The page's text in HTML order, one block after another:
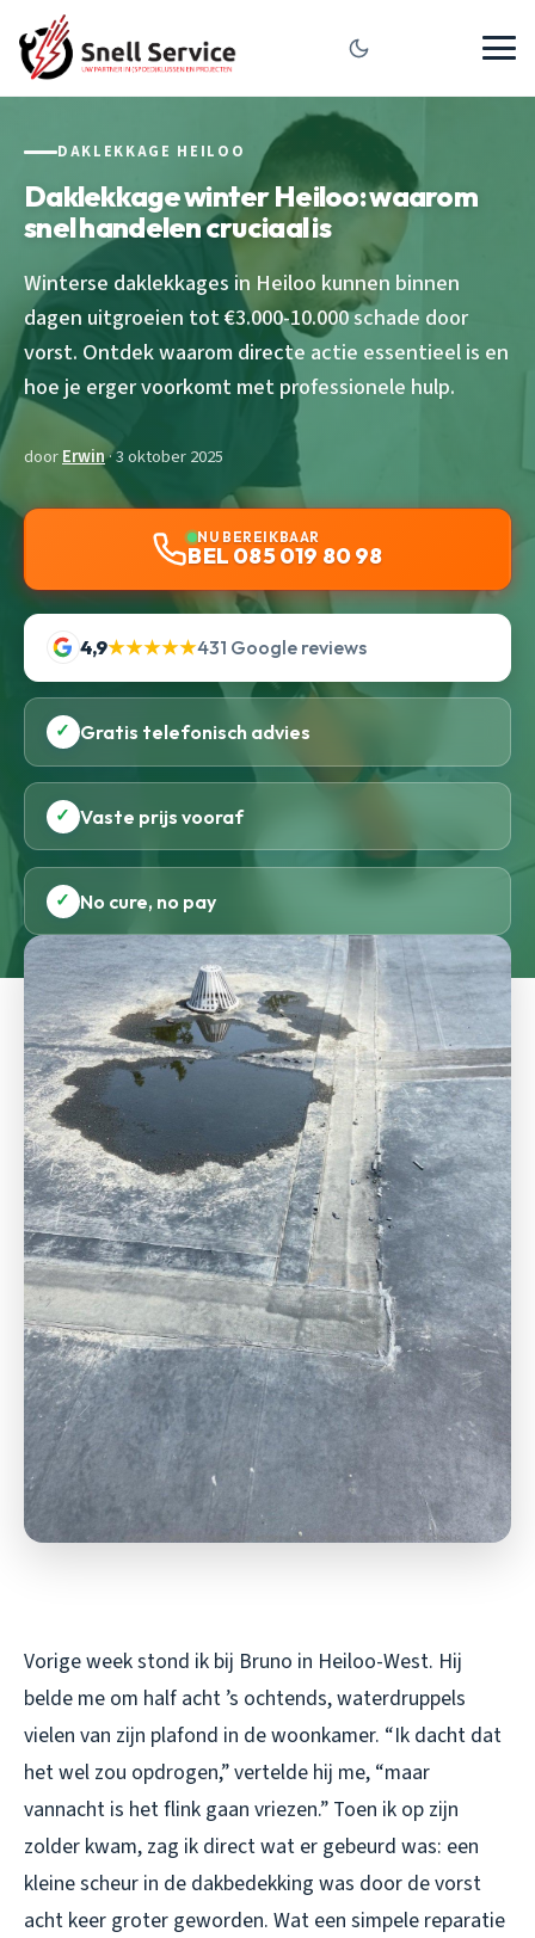
DAKLEKKAGE HEILOO
Daklekkage winter Heiloo: waarom
snel handelen cruciaal is
Winterse daklekkages in Heiloo kunnen binnen
dagen uitgroeien tot €3.000-10.000 schade door
vorst. Ontdek waarom directe actie essentieel is en
hoe je erger voorkomt met professionele hulp.
doorErwin· 3 oktober 2025
NU BEREIKBAAR
BEL 085 019 80 98
4,9★★★★★431 Google reviews
✓ Gratis telefonisch advies
✓ Vaste prijs vooraf
✓ No cure, no pay
Vorige week stond ik bij Bruno in Heiloo-West. Hij
belde me om half acht ’s ochtends, waterdruppels
vielen van zijn plafond in de woonkamer. “Ik dacht dat
het wel zou opdrogen,” vertelde hij me, “maar
vannacht is het flink gaan vriezen.” Toen ik op zijn
zolder kwam, zag ik direct wat er gebeurd was: een
kleine scheur in de dakbedekking was door de vorst
acht keer groter geworden. Wat een simpele reparatie